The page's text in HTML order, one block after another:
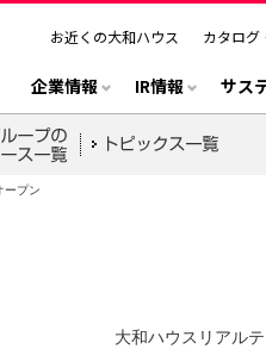
お近くの大和ハウス カタログ
企業情報 IR情報 サス
ープン
大和ハウスリアル